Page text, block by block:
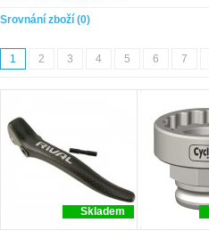
Srovnání zboží (0)
1 2 3 4 5 6 7
Skladem